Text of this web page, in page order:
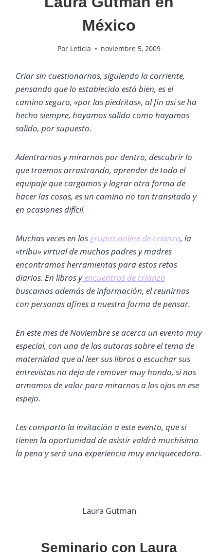
México
Por Leticia noviembre 5, 2009
Criar sin cuestionarnos, siguiendo la corriente,
pensando que lo establecido está bien, es el
camino seguro, «por las piedritas», al fin así se ha
hecho siempre, hayamos salido como hayamos
salido, por supuesto.
Adentrarnos y mirarnos por dentro, descubrir lo
que traemos arrastrando, aprender de todo el
equipaje que cargamos y lograr otra forma de
hacer las cosas, es un camino no tan transitado y
en ocasiones difícil.
Muchas veces en los grupos online de crianza, la
«tribu» virtual de muchos padres y madres
encontramos herramientas para estos retos
diarios. En libros yencuentros de crianza
buscamos además de información, el reunirnos
con personas afines a nuestra forma de pensar.
En este mes de Noviembre se acerca un evento muy
especial, con una de las autoras sobre el tema de
maternidad que al leer sus libros o escuchar sus
entrevistas no deja de remover muy hondo, si nos
armamos de valor para mirarnos a los ojos en ese
espejo.
Les comparto la invitación a este evento, que si
tienen la oportunidad de asistir valdrá muchísimo
la pena y será una experiencia muy enriquecedora.
Laura Gutman
Seminario con Laura